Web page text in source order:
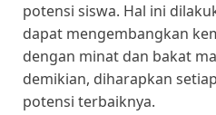
potensi siswa. Hal ini
dapat mengembangkan
dengan minat dan bakat
demikian, diharapkan
potensi terbaiknya.